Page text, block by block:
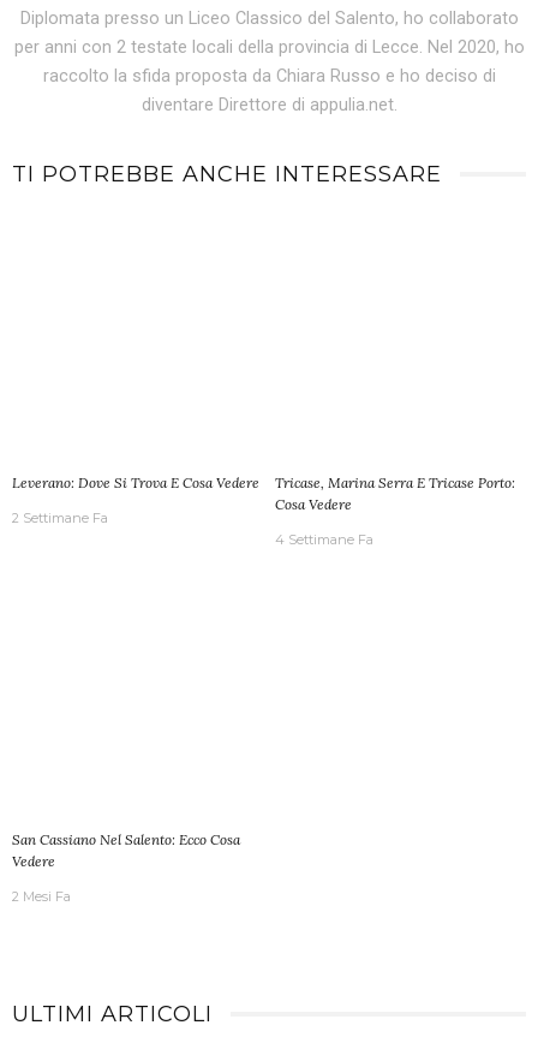
Diplomata presso un Liceo Classico del Salento, ho collaborato
per anni con 2 testate locali della provincia di Lecce. Nel 2020, ho
raccolto la sfida proposta da Chiara Russo e ho deciso di
diventare Direttore di appulia.net.
TI POTREBBE ANCHE INTERESSARE
Leverano: Dove Si Trova E Cosa Vedere
2 Settimane Fa
Tricase, Marina Serra E Tricase Porto:
Cosa Vedere
4 Settimane Fa
San Cassiano Nel Salento: Ecco Cosa
Vedere
2 Mesi Fa
ULTIMI ARTICOLI